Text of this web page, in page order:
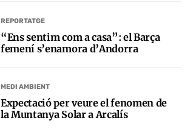
REPORTATGE
“Ens sentim com a casa”: el Barça
femení s’enamora d’Andorra
MEDI AMBIENT
Expectació per veure el fenomen de
la Muntanya Solar a Arcalís